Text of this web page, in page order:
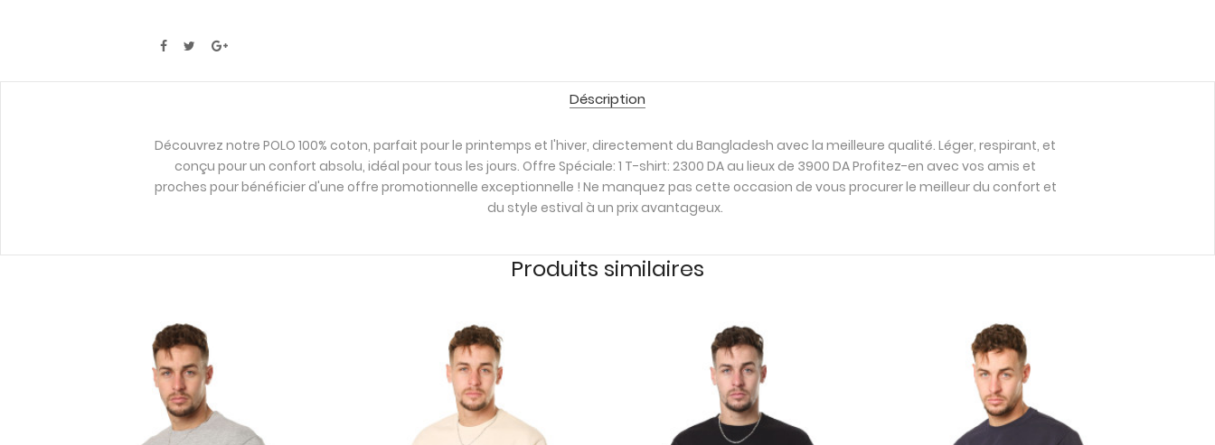
Déscription
Découvrez notre POLO 100% coton, parfait pour le printemps et l'hiver, directement du Bangladesh avec la meilleure qualité. Léger, respirant, et
conçu pour un confort absolu, idéal pour tous les jours. Offre Spéciale: 1 T-shirt: 2300 DA au lieux de 3900 DA Profitez-en avec vos amis et
proches pour bénéficier d'une offre promotionnelle exceptionnelle ! Ne manquez pas cette occasion de vous procurer le meilleur du confort et
du style estival à un prix avantageux.
Produits similaires